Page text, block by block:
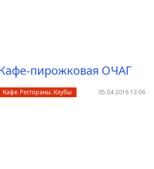
пирожковая ОЧАГ
Кафе. Рестораны. Клубы 05.04.2016 13:06